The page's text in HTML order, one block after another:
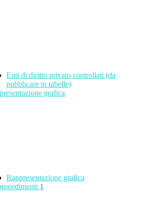
Enti di diritto privato controllati (da
pubblicare in tabelle)
grafica
Rappresentazione grafica
1